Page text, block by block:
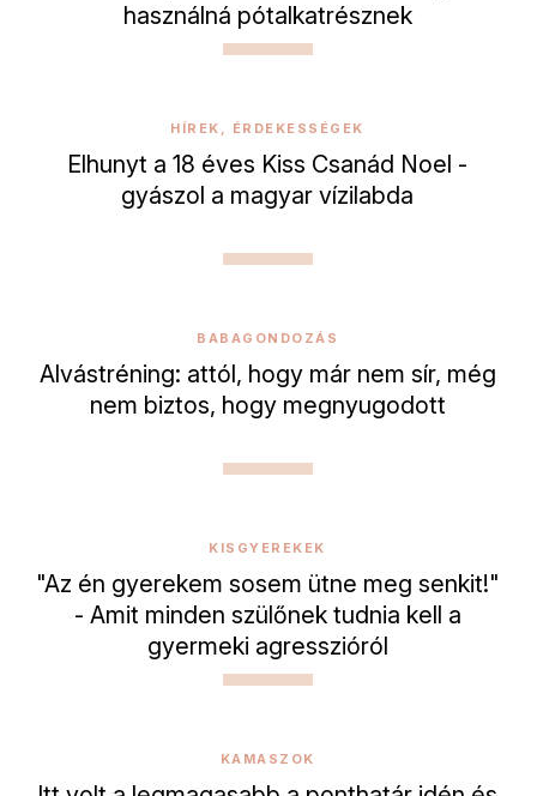
használná pótalkatrésznek
HÍREK, ÉRDEKESSÉGEK
Elhunyt a 18 éves Kiss Csanád Noel -
gyászol a magyar vízilabda
BABAGONDOZÁS
Alvástréning: attól, hogy már nem sír, még
nem biztos, hogy megnyugodott
KISGYEREKEK
"Az én gyerekem sosem ütne meg senkit!"
- Amit minden szülőnek tudnia kell a
gyermeki agresszióról
KAMASZOK